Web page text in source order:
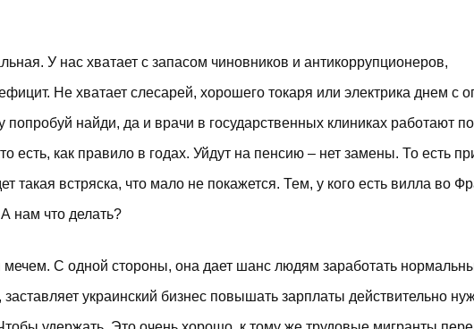
У нас хватает с запасом чиновников и антикоррупционеров,
Не хватает слесарей, хорошего токаря или электрика днем с
найди, да и врачи в государственных клиниках работают по
есть, как правило в годах. Уйдут на пенсию – нет замены. То есть
такая встряска, что мало не покажется. Тем, у кого есть вилла во
нам что делать?
С одной стороны, она дает шанс людям заработать
украинский бизнес повышать зарплаты действительно